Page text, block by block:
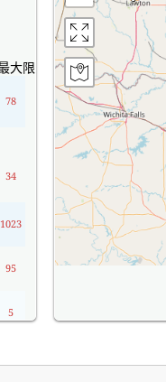
大限度
78
34
1023
95
5